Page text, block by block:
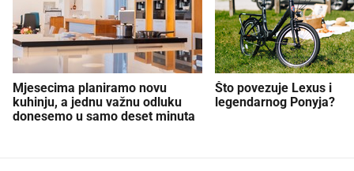
Mjesecima planiramo novu
kuhinju, a jednu važnu odluku
donesemo u samo deset minuta
Što povezuje Lexus i
legendarnog Ponyja?